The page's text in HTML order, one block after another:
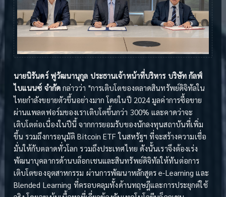
นายนิรันดร์ ฟูวัฒนานุกูล ประธานเจ้าหน้าที่บริหาร บริษัท กัลฟ์
ไบแนนซ์ จำกัด กล่าวว่า "การเติบโตของตลาดสินทรัพย์ดิจิทัลใน
ไทยกำลังขยายตัวขึ้นอย่างมาก โดยในปี 2024 มูลค่าการซื้อขาย
ผ่านแพลตฟอร์มของเราเติบโตขึ้นกว่า 300% และคาดว่าจะ
เติบโตต่อเนื่องในปีนี้ จากการยอมรับของนักลงทุนสถาบันที่เพิ่ม
ขึ้น รวมถึงการอนุมัติ Bitcoin ETF ในสหรัฐฯ ที่จะสร้างความเชื่อ
มั่นให้กับตลาดทั่วโลก รวมถึงประเทศไทย ดังนั้นเราจึงต้องเร่ง
พัฒนาบุคลากรด้านบล็อกเชนและสินทรัพย์ดิจิทัลให้ทันต่อการ
เติบโตของอุตสาหกรรม ผ่านการพัฒนาหลักสูตร e-Learning และ
Blended Learning ที่ครอบคลุมทั้งด้านทฤษฎีและการประยุกต์ใช้